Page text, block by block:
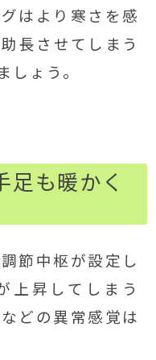
はより寒さを感
長させてしまう
ょう。
足も暖かく
節中枢が設定し
上昇してしまう
どの異常感覚は